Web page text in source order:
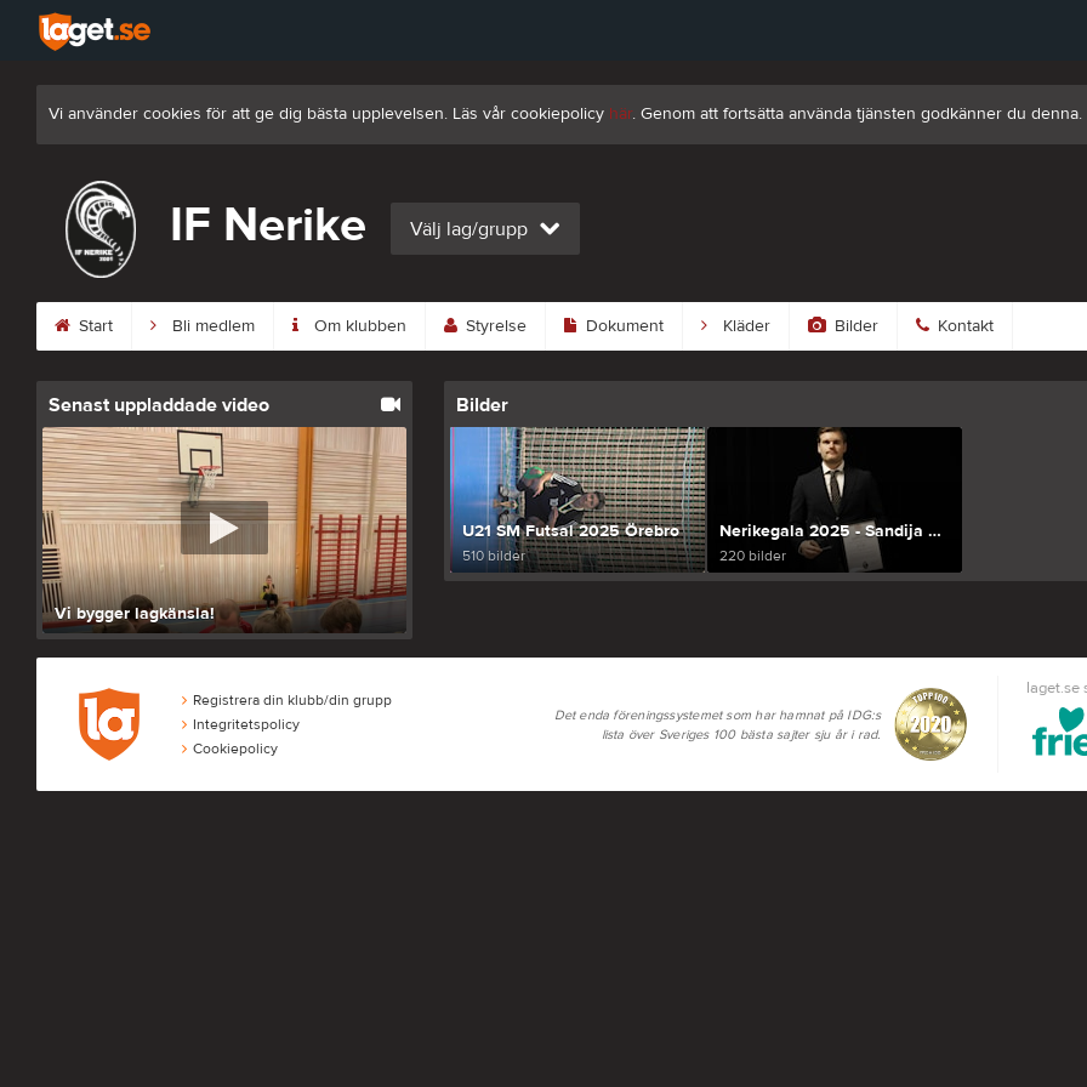
Vi använder cookies för att ge dig bästa upplevelsen. Läs vår cookiepolicy här. Genom att fortsätta använda tjänsten godkänner du denna.
IF Nerike Välj lag/grupp
Start Bli medlem Om klubben Styrelse Dokument Kläder Bilder Kontakt
Senast uppladdade video
Vi bygger lagkänsla!
Bilder
U21 SM Futsal 2025 Örebro
510 bilder
Nerikegala 2025 - Sandija Nordensten-Karlsson
220 bilder
Registrera din klubb/din grupp
Integritetspolicy
Cookiepolicy
laget.se
Det enda föreningssystemet som har hamnat på IDG:s
lista över Sveriges 100 bästa sajter sju år i rad.